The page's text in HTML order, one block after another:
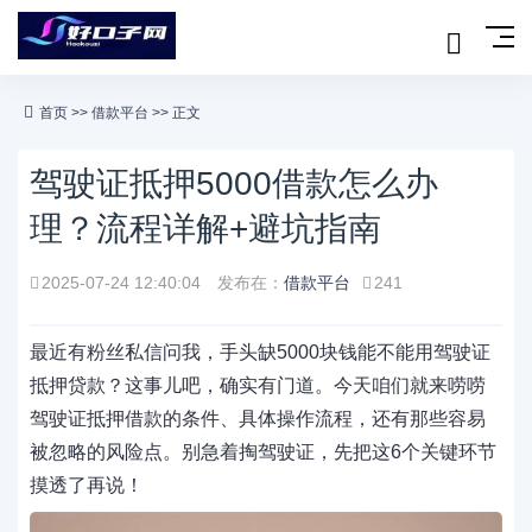
首页 >> 借款平台 >> 正文
驾驶证抵押5000借款怎么办
理？流程详解+避坑指南
2025-07-24 12:40:04 发布在： 借款平台 241
最近有粉丝私信问我，手头缺5000块钱能不能用驾驶证
抵押贷款？这事儿吧，确实有门道。今天咱们就来唠唠
驾驶证抵押借款的条件、具体操作流程，还有那些容易
被忽略的风险点。别急着掏驾驶证，先把这6个关键环节
摸透了再说！